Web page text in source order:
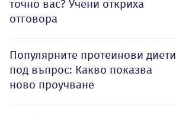
точно вас? Учени откриха
отговора
Популярните протеинови диети
под въпрос: Какво показва
ново проучване